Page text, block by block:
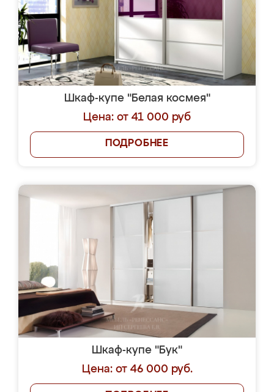
Шкаф-купе "Белая космея"
Цена: от 41 000 руб
ПОДРОБНЕЕ
Шкаф-купе "Бук"
Цена: от 46 000 руб.